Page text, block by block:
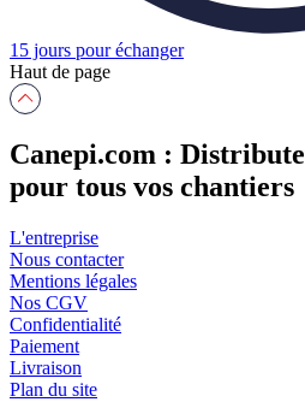
15 jours pour échanger
Haut de page
Canepi.com :
pour tous vos chantiers
L'entreprise
Nous contacter
Mentions légales
Nos CGV
Confidentialité
Paiement
Livraison
Plan du site